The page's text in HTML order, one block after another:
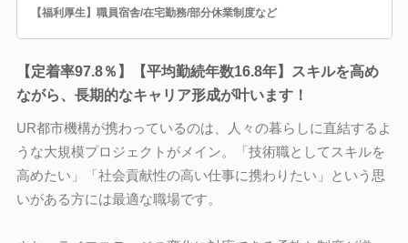
【福利厚生】職員宿舎/在宅勤務/部分休業制度など
【定着率97.8％】【平均勤続年数16.8年】スキルを高め
ながら、長期的なキャリア形成が叶います！
UR都市機構が携わっているのは、人々の暮らしに直結するよ
うな大規模プロジェクトがメイン。「技術職としてスキルを
高めたい」「社会貢献性の高い仕事に携わりたい」という思
いがある方には最適な職場です。